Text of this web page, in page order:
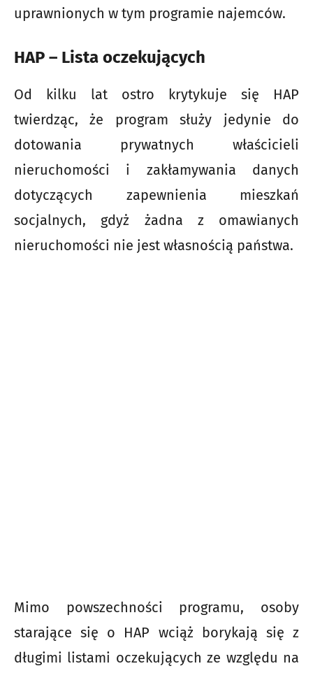
uprawnionych w tym programie najemców.
HAP – Lista oczekujących
Od kilku lat ostro krytykuje się HAP
twierdząc, że program służy jedynie do
dotowania prywatnych właścicieli
nieruchomości i zakłamywania danych
dotyczących zapewnienia mieszkań
socjalnych, gdyż żadna z omawianych
nieruchomości nie jest własnością państwa.
Mimo powszechności programu, osoby
starające się o HAP wciąż borykają się z
długimi listami oczekujących ze względu na